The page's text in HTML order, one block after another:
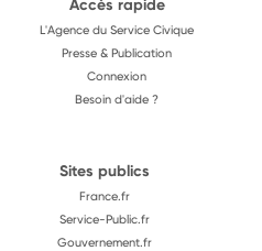
Accès rapide
L'Agence du Service Civique
Presse & Publication
Connexion
Besoin d'aide ?
Sites publics
France.fr
Service-Public.fr
Gouvernement.fr